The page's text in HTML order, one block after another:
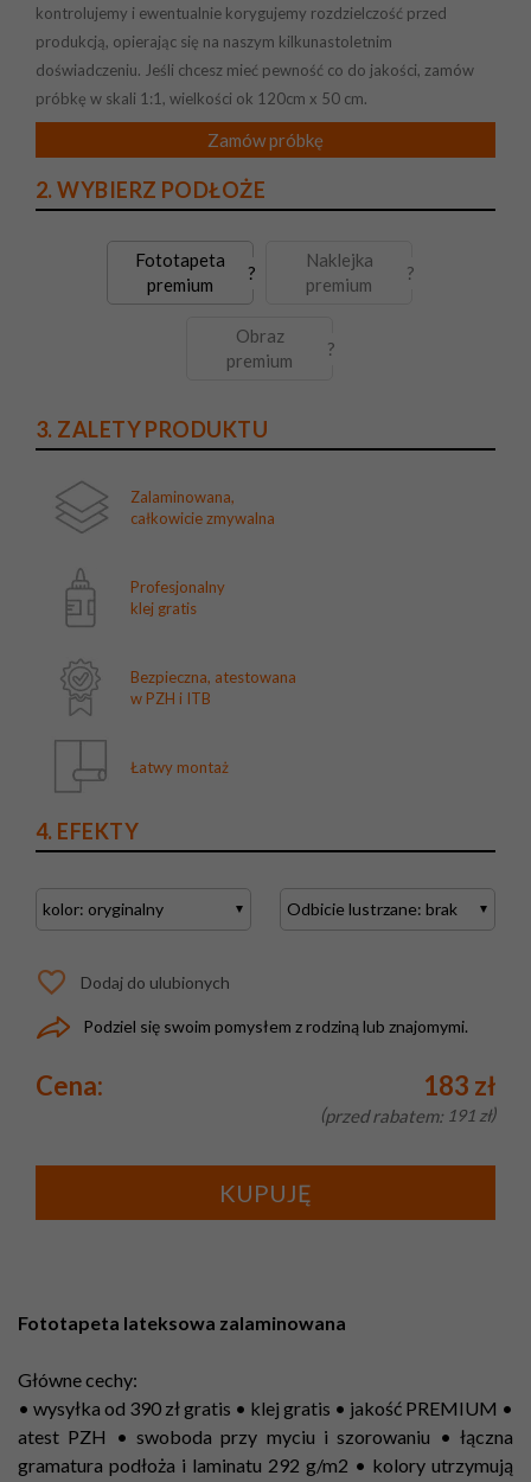
kontrolujemy i ewentualnie korygujemy rozdzielczość przed
produkcją, opierając się na naszym kilkunastoletnim
doświadczeniu. Jeśli chcesz mieć pewność co do jakości, zamów
próbkę w skali 1:1, wielkości ok 120cm x 50 cm.
Zamów próbkę
2. WYBIERZ PODŁOŻE
Fototapeta
premium
?
Naklejka
premium
?
Obraz
premium
?
3. ZALETY PRODUKTU
Zalaminowana,
całkowicie zmywalna
Profesjonalny
klej gratis
Bezpieczna, atestowana
w PZH i ITB
Łatwy montaż
4. EFEKTY
Dodaj do ulubionych
Podziel się swoim pomysłem z rodziną lub znajomymi.
Cena: 183 zł
przed rabatem: 191 zł
KUPUJĘ
Fototapeta lateksowa zalaminowana
Główne cechy:
• wysyłka od 390 zł gratis • klej gratis • jakość PREMIUM •
atest PZH • swoboda przy myciu i szorowaniu • łączna
gramatura podłoża i laminatu 292 g/m2 • kolory utrzymują